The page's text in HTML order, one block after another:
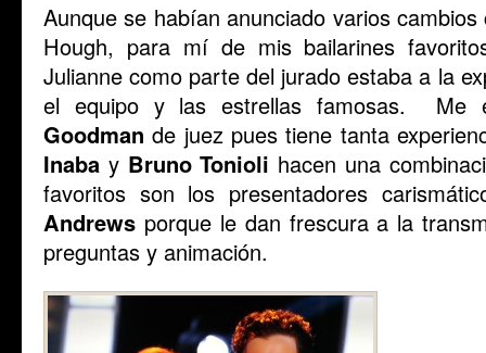
Aunque se habían anunciado varios
Hough, para mí de mis bailarines
Julianne como parte del jurado estaba a la
el equipo y las estrellas famosas. Me
Goodman de juez pues tiene tanta
Inaba y Bruno Tonioli hacen una
favoritos son los presentadores
Andrews porque le dan frescura a la
preguntas y animación.